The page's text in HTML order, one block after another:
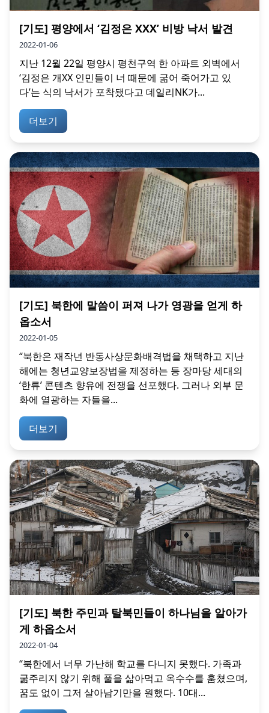
[기도] 평양에서 ‘김정은 XXX’ 비방 낙서 발견
2022-01-06
지난 12월 22일 평양시 평천구역 한 아파트 외벽에서
‘김정은 개XX 인민들이 너 때문에 굶어 죽어가고 있
다’는 식의 낙서가 포착됐다고 데일리NK가...
더보기
[기도] 북한에 말씀이 퍼져 나가 영광을 얻게 하
옵소서
2022-01-05
“북한은 재작년 반동사상문화배격법을 채택하고 지난
해에는 청년교양보장법을 제정하는 등 장마당 세대의
‘한류’ 콘텐츠 향유에 전쟁을 선포했다. 그러나 외부 문
화에 열광하는 자들을...
더보기
[기도] 북한 주민과 탈북민들이 하나님을 알아가
게 하옵소서
2022-01-04
“북한에서 너무 가난해 학교를 다니지 못했다. 가족과
굶주리지 않기 위해 풀을 삶아먹고 옥수수를 훔쳤으며,
꿈도 없이 그저 살아남기만을 원했다. 10대...